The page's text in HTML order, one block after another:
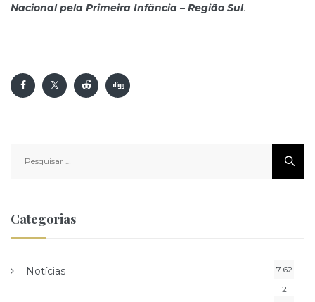
Nacional pela Primeira Infância – Região Sul. ​
por:
Categorias
Notícias
7.62
2